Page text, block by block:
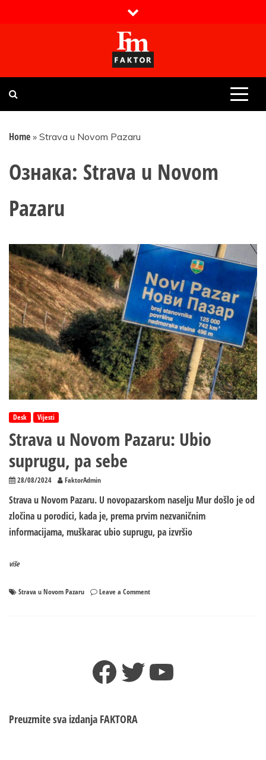
Faktor magazin
Uvijek presudan
Home » Strava u Novom Pazaru
Ознака: Strava u Novom
Pazaru
Desk Vijesti
Strava u Novom Pazaru: Ubio
suprugu, pa sebe
28/08/2024 FaktorAdmin
Strava u Novom Pazaru. U novopazarskom naselju Mur došlo je od
zločina u porodici, kada je, prema prvim nezvaničnim
informacijama, muškarac ubio suprugu, pa izvršio
više
Strava u Novom Pazaru Leave a Commenton
suprugu,
pa
Facebook
TwitterYouTube
Preuzmite sva izdanja FAKTORA